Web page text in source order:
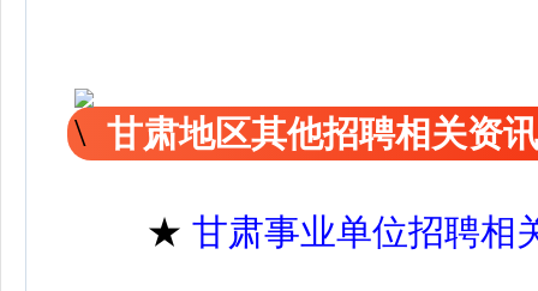
甘肃地区其他招聘相关资
★ 甘肃事业单位招聘相